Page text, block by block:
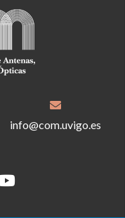
info@com.uvigo.es